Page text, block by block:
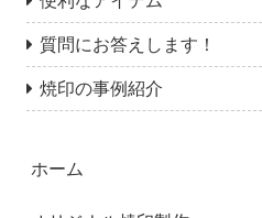
質問にお答えします！
焼印の事例紹介
ホーム